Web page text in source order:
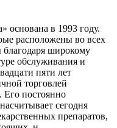
основана в 1993 году.
расположены во всех
широкому
обслуживания и
пяти лет
торговлей
Его постоянно
сегодня
препаратов,